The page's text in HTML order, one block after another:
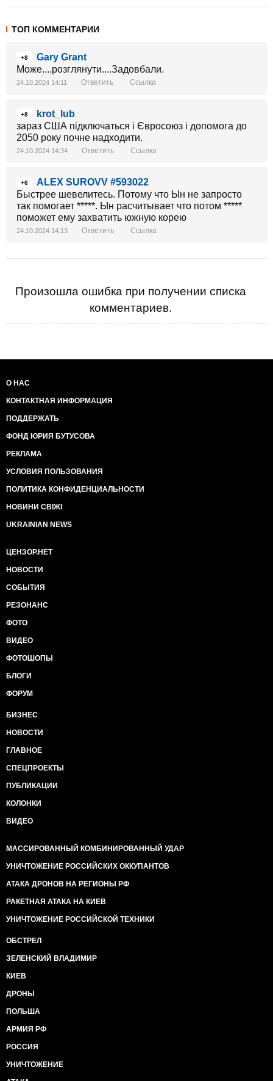
ТОП КОММЕНТАРИИ
+8
Gary Grant
Може....розглянути....Задовбали.
24.10.2024 14:11 Ответить Ссылка
+8
krot_lub
зараз США підключаться і Євросоюз і допомога до
2050 року почне надходити.
24.10.2024 14:34 Ответить Ссылка
+6
ALEX SUROVV #593022
Быстрее шевелитесь. Потому что Ын не запросто
так помогает *****. Ын расчитывает что потом *****
поможет ему захватить южную корею
24.10.2024 14:13 Ответить Ссылка
Произошла ошибка при получении списка
комментариев.
О НАС
КОНТАКТНАЯ ИНФОРМАЦИЯ
ПОДДЕРЖАТЬ
ФОНД ЮРИЯ БУТУСОВА
РЕКЛАМА
УСЛОВИЯ ПОЛЬЗОВАНИЯ
ПОЛИТИКА КОНФИДЕНЦИАЛЬНОСТИ
НОВИНИ СВІЖІ
UKRAINIAN NEWS
ЦЕНЗОР.НЕТ
НОВОСТИ
СОБЫТИЯ
РЕЗОНАНС
ФОТО
ВИДЕО
ФОТОШОПЫ
БЛОГИ
ФОРУМ
БИЗНЕС
НОВОСТИ
ГЛАВНОЕ
СПЕЦПРОЕКТЫ
ПУБЛИКАЦИИ
КОЛОНКИ
ВИДЕО
МАССИРОВАННЫЙ КОМБИНИРОВАННЫЙ УДАР
УНИЧТОЖЕНИЕ РОССИЙСКИХ ОККУПАНТОВ
АТАКА ДРОНОВ НА РЕГИОНЫ РФ
РАКЕТНАЯ АТАКА НА КИЕВ
УНИЧТОЖЕНИЕ РОССИЙСКОЙ ТЕХНИКИ
ОБСТРЕЛ
ЗЕЛЕНСКИЙ ВЛАДИМИР
КИЕВ
ДРОНЫ
ПОЛЬША
АРМИЯ РФ
РОССИЯ
УНИЧТОЖЕНИЕ